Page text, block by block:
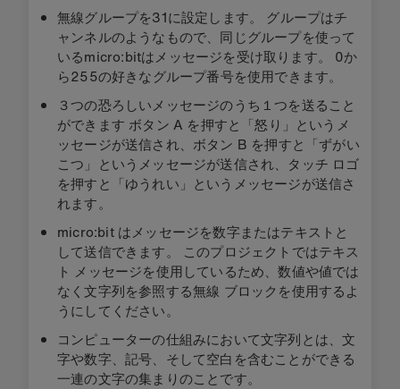
無線グループを31に設定します。 グループはチ
ャンネルのようなもので、同じグループを使って
いるmicro:bitはメッセージを受け取ります。 0か
ら255の好きなグループ番号を使用できます。
３つの恐ろしいメッセージのうち１つを送ること
ができます ボタン A を押すと「怒り」というメ
ッセージが送信され、ボタン B を押すと「ずがい
こつ」というメッセージが送信され、タッチ ロゴ
を押すと「ゆうれい」というメッセージが送信さ
れます。
micro:bit はメッセージを数字またはテキストと
して送信できます。 このプロジェクトではテキス
ト メッセージを使用しているため、数値や値では
なく文字列を参照する無線 ブロックを使用するよ
うにしてください。
コンピューターの仕組みにおいて文字列とは、文
字や数字、記号、そして空白を含むことができる
一連の文字の集まりのことです。